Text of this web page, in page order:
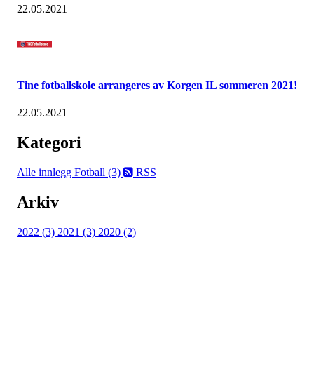
22.05.2021
Tine fotballskole arrangeres av Korgen IL sommeren 2021!
22.05.2021
Kategori
Alle innlegg Fotball (3) RSS
Arkiv
2022 (3) 2021 (3) 2020 (2)